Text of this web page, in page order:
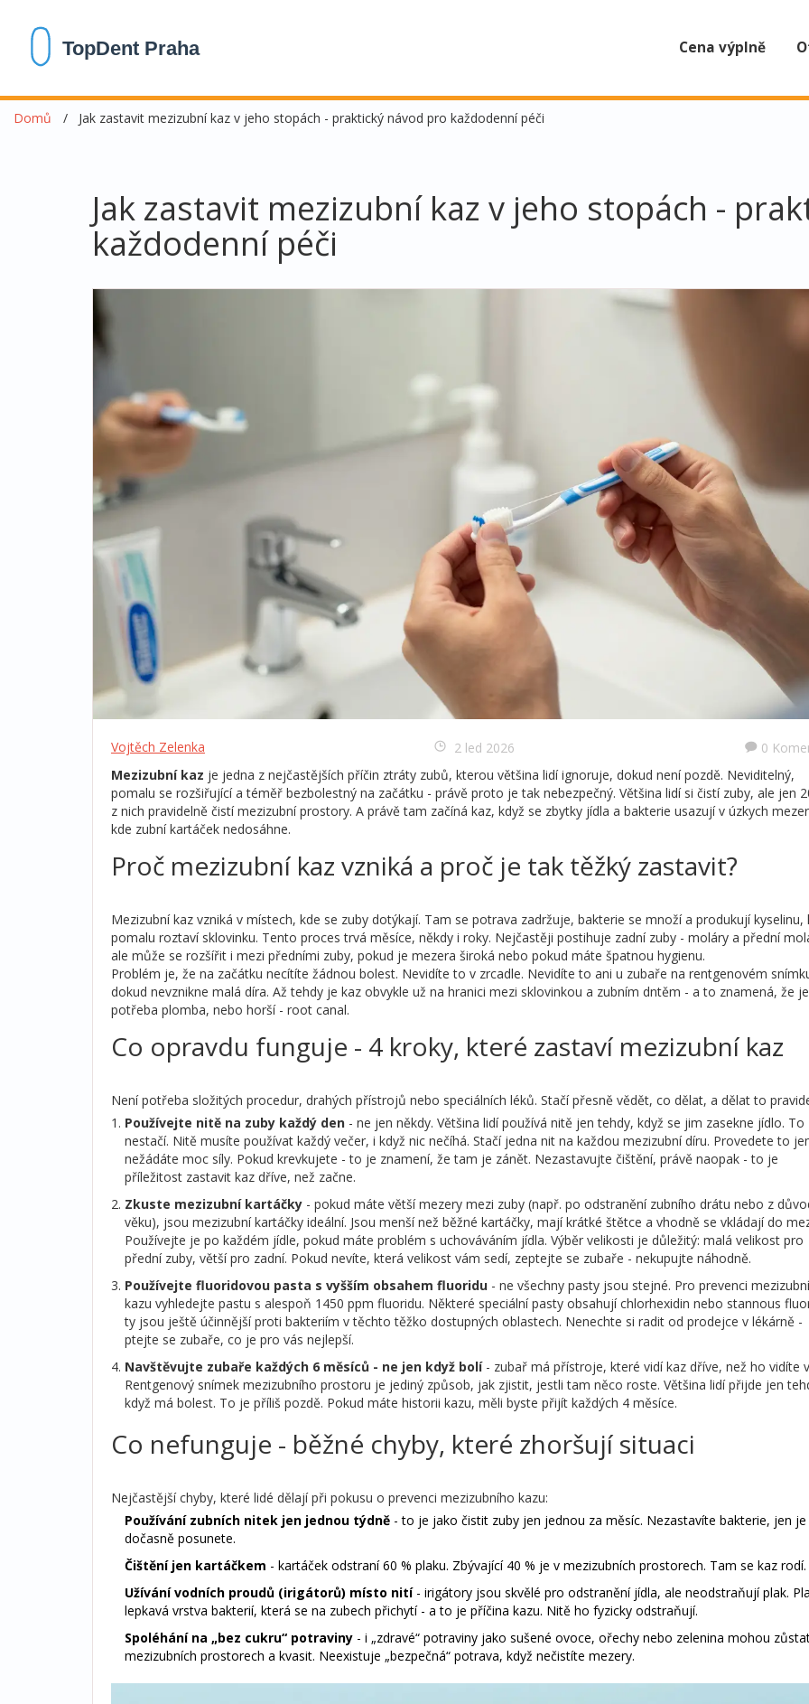
Cena výplně
Domů Jak zastavit mezizubní kaz v jeho stopách - praktický návod pro každodenní péči
Jak zastavit mezizubní kaz v jeho stopách -
každodenní péči
Vojtěch Zelenka 2 led 2026
0
Mezizubní kaz je jedna z nejčastějších příčin ztráty zubů, kterou většina lidí ignoruje, dokud není pozdě. Neviditelný,
pomalu se rozšiřující a téměř bezbolestný na začátku - právě proto je tak nebezpečný. Většina lidí si čistí zuby, ale jen
z nich pravidelně čistí mezizubní prostory. A právě tam začíná kaz, když se zbytky jídla a bakterie usazují v úzkych
kde zubní kartáček nedosáhne.
Proč mezizubní kaz vzniká a proč je tak těžký zastavit?
Mezizubní kaz vzniká v místech, kde se zuby dotýkají. Tam se potrava zadržuje, bakterie se množí a produkují kyselinu,
pomalu roztaví sklovinku. Tento proces trvá měsíce, někdy i roky. Nejčastěji postihuje zadní zuby - moláry a přední
ale může se rozšířit i mezi předními zuby, pokud je mezera široká nebo pokud máte špatnou hygienu.
Problém je, že na začátku necítíte žádnou bolest. Nevidíte to v zrcadle. Nevidíte to ani u zubaře na rentgenovém
dokud nevznikne malá díra. Až tehdy je kaz obvykle už na hranici mezi sklovinkou a zubním dntěm - a to znamená, že je
potřeba plomba, nebo horší - root canal.
Co opravdu funguje - 4 kroky, které zastaví mezizubní kaz
Není potřeba složitých procedur, drahých přístrojů nebo speciálních léků. Stačí přesně vědět, co dělat, a dělat to
Používejte nitě na zuby každý den - ne jen někdy. Většina lidí používá nitě jen tehdy, když se jim zasekne jídlo. To
nestačí. Nitě musíte používat každý večer, i když nic nečíhá. Stačí jedna nit na každou mezizubní díru. Provedete to
nežádáte moc síly. Pokud krevkujete - to je znamení, že tam je zánět. Nezastavujte čištění, právě naopak - to je
příležitost zastavit kaz dříve, než začne.
Zkuste mezizubní kartáčky - pokud máte větší mezery mezi zuby (např. po odstranění zubního drátu nebo z
věku), jsou mezizubní kartáčky ideální. Jsou menší než běžné kartáčky, mají krátké štětce a vhodně se vkládají do
Používejte je po každém jídle, pokud máte problém s uchováváním jídla. Výběr velikosti je důležitý: malá velikost pro
přední zuby, větší pro zadní. Pokud nevíte, která velikost vám sedí, zeptejte se zubaře - nekupujte náhodně.
Používejte fluoridovou pasta s vyšším obsahem fluoridu - ne všechny pasty jsou stejné. Pro prevenci
kazu vyhledejte pastu s alespoň 1450 ppm fluoridu. Některé speciální pasty obsahují chlorhexidin nebo stannous
ty jsou ještě účinnější proti bakteriím v těchto těžko dostupných oblastech. Nenechte si radit od prodejce v lékárně -
ptejte se zubaře, co je pro vás nejlepší.
Navštěvujte zubaře každých 6 měsíců - ne jen když bolí- zubař má přístroje, které vidí kaz dříve, než ho vidíte
Rentgenový snímek mezizubního prostoru je jediný způsob, jak zjistit, jestli tam něco roste. Většina lidí přijde jen
když má bolest. To je příliš pozdě. Pokud máte historii kazu, měli byste přijít každých 4 měsíce.
Co nefunguje - běžné chyby, které zhoršují situaci
Nejčastější chyby, které lidé dělají při pokusu o prevenci mezizubního kazu:
Používání zubních nitek jen jednou týdně - to je jako čistit zuby jen jednou za měsíc. Nezastavíte bakterie, jen je
dočasně posunete.
Čištění jen kartáčkem - kartáček odstraní 60 % plaku. Zbývající 40 % je v mezizubních prostorech. Tam se kaz rodí.
Užívání vodních proudů (irigátorů) místo nití- irigátory jsou skvělé pro odstranění jídla, ale neodstraňují plak.
lepkavá vrstva bakterií, která se na zubech přichytí - a to je příčina kazu. Nitě ho fyzicky odstraňují.
Spoléhání na „bez cukru“ potraviny - i „zdravé“ potraviny jako sušené ovoce, ořechy nebo zelenina mohou
mezizubních prostorech a kvasit. Neexistuje „bezpečná“ potrava, když nečistíte mezery.